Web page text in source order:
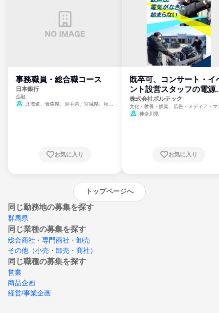
事務職員・総合職コース
日本銀行
金融
北海道、青森県、岩手県、宮城県、秋田
崎県、熊本県、大分県、宮崎県、鹿児島県、
お気に入り
既卒可、コンサート・イ
ント設営スタッフの電源
門
株式会社ボルテック
文化・教養・娯楽、広告・メディア・マ
ミ、電力・ガス・水道・エネルギー
神奈川県
お気に入り
トップページへ
同じ勤務地の募集を探す
群馬県
同じ業種の募集を探す
総合商社・専門商社・卸売
その他（小売・卸売・商社）
同じ職種の募集を探す
営業
商品企画
経営/事業企画